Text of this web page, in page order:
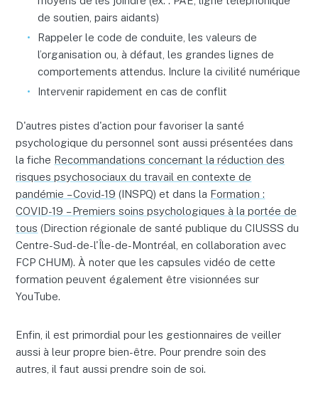
de soutien, pairs aidants)
Rappeler le code de conduite, les valeurs de
l’organisation ou, à défaut, les grandes lignes de
comportements attendus. Inclure la civilité numérique
Intervenir rapidement en cas de conflit
D'autres pistes d'action pour favoriser la santé
psychologique du personnel sont aussi présentées dans
la fiche Recommandations concernant la réduction des
risques psychosociaux du travail en contexte de
pandémie – Covid-19 (INSPQ) et dans la Formation :
COVID-19 – Premiers soins psychologiques à la portée de
tous (Direction régionale de santé publique du CIUSSS du
Centre-Sud-de-l'Île-de-Montréal, en collaboration avec
FCP CHUM). À noter que les capsules vidéo de cette
formation peuvent également être visionnées sur
YouTube.
Enfin, il est primordial pour les gestionnaires de veiller
aussi à leur propre bien-être. Pour prendre soin des
autres, il faut aussi prendre soin de soi.